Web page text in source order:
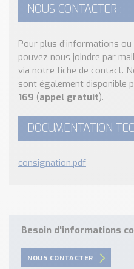
NOUS CONTACTER :
Pour plus d’informations
pouvez nous joindre par
via notre fiche de contact.
sont également disponible
169 (appel gratuit).
DOCUMENTATION
consignation.pdf
Besoin d'informations
NOUS CONTACTER